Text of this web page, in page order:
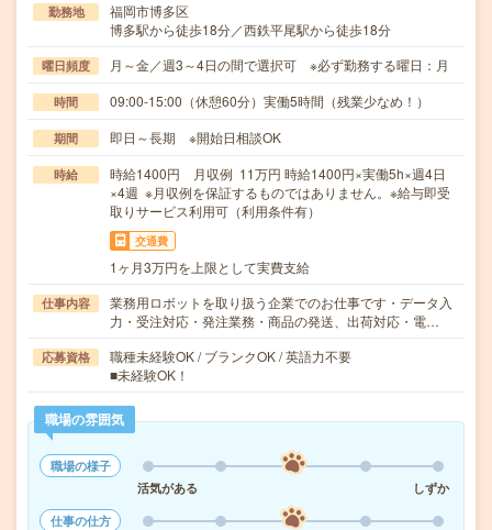
勤務地
福岡市博多区
博多駅から徒歩18分／西鉄平尾駅から徒歩18分
曜日頻度 月～金／週3～4日の間で選択可 ※必ず勤務する曜日：月
時間 09:00-15:00（休憩60分）実働5時間（残業少なめ！）
期間 即日～長期 ※開始日相談OK
時給
時給1400円 月収例 11万円 時給1400円×実働5h×週4日
×4週 ※月収例を保証するものではありません。※給与即受
取りサービス利用可（利用条件有）
交通費
1ヶ月3万円を上限として実費支給
仕事内容
業務用ロボットを取り扱う企業でのお仕事です・データ入
力・受注対応・発注業務・商品の発送、出荷対応・電…
応募資格
職種未経験OK / ブランクOK / 英語力不要
■未経験OK！
職場の雰囲気
職場の様子
活気がある
しずか
仕事の仕方